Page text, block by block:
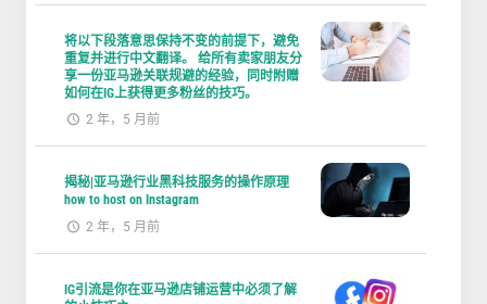
将以下段落意思保持不变的前提下，避免
重复并进行中文翻译。 给所有卖家朋友分
享一份亚马逊关联规避的经验，同时附赠
如何在IG上获得更多粉丝的技巧。
2 年，5 月前
揭秘|亚马逊行业黑科技服务的操作原理
how to host on Instagram
2 年，5 月前
IG引流是你在亚马逊店铺运营中必须了解